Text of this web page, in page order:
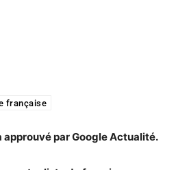
française
approuvé par Google Actualité.